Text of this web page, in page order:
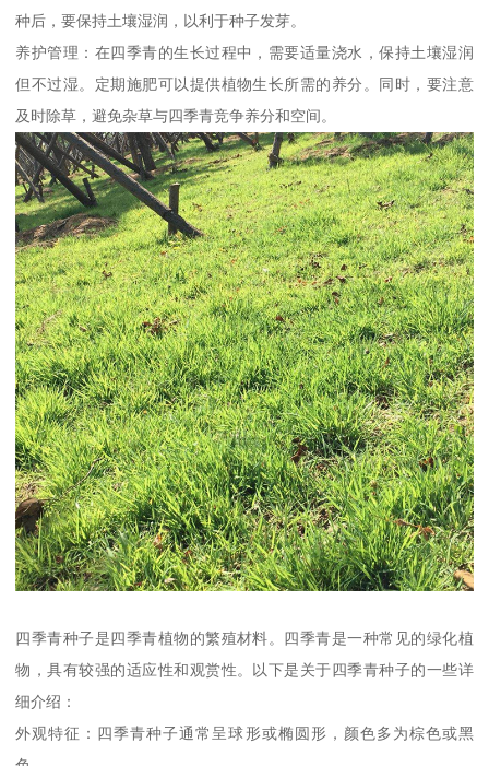
种后，要保持土壤湿润，以利于种子发芽。
养护管理：在四季青的生长过程中，需要适量浇水，保持土壤湿润
但不过湿。定期施肥可以提供植物生长所需的养分。同时，要注意
及时除草，避免杂草与四季青竞争养分和空间。
四季青种子是四季青植物的繁殖材料。四季青是一种常见的绿化植
物，具有较强的适应性和观赏性。以下是关于四季青种子的一些详
细介绍：
外观特征：四季青种子通常呈球形或椭圆形，颜色多为棕色或黑